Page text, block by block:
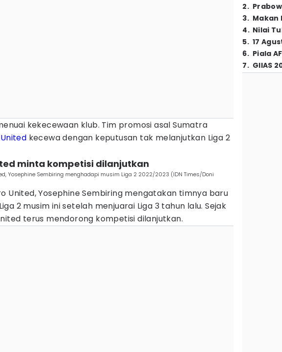
kekecewaan klub. Tim promosi asal Sumatra
kecewa dengan keputusan tak melanjutkan Liga 2
minta kompetisi dilanjutkan
Yosephine Sembiring menghadapi musim Liga 2 2022/2023 (IDN Times/Doni
United, Yosephine Sembiring mengatakan timnya baru
2 musim ini setelah menjuarai Liga 3 tahun lalu. Sejak
terus mendorong kompetisi dilanjutkan.
2.
3. Makan
4. Nilai
5. 17
6. Piala
7. GIIAS